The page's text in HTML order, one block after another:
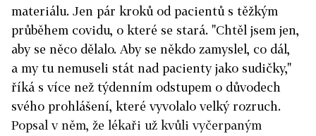
materiálu. Jen pár kroků od pacientů s těžkým
průběhem covidu, o které se stará. "Chtěl jsem jen,
aby se něco dělalo. Aby se někdo zamyslel, co dál,
a my tu nemuseli stát nad pacienty jako sudičky,"
říká s více než týdenním odstupem o důvodech
svého prohlášení, které vyvolalo velký rozruch.
Popsal v něm, že lékaři už kvůli vyčerpaným